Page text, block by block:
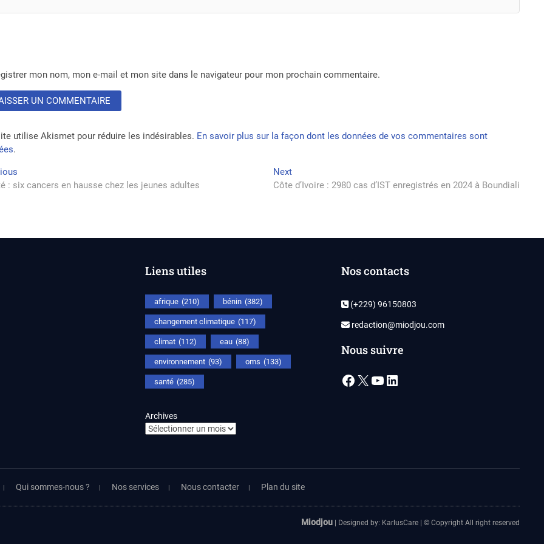
mon nom, mon e-mail et mon site dans le navigateur pour mon prochain commentaire.
utilise Akismet pour réduire les indésirables. En savoir plus sur la façon dont les données de vos commentaires sont
.
post:
: six cancers en hausse chez les jeunes adultes
NextNext
post:
Côte d’Ivoire : 2980 cas d’IST enregistrés en 2024 à Boundiali
Liens utiles
afrique (210) bénin (382)
changement climatique (117)
climat (112) eau (88)
environnement (93) oms (133)
santé (285)
Archives
Nos contacts
(+229) 96150803
redaction@miodjou.com
Nous suivre
Facebook
X YouTube
LinkedIn
Qui sommes-nous ? Nos services Nous contacter Plan du site
Miodjou| Designed by: KarlusCare| © Copyright All right reserved